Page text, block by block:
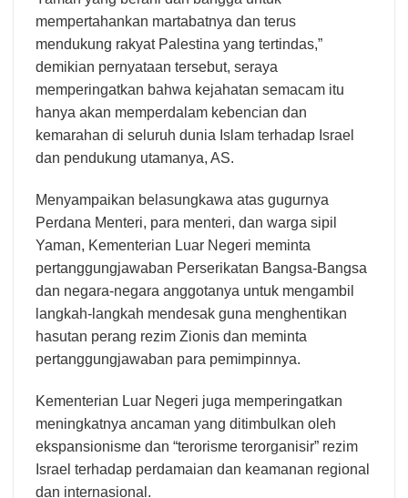
mempertahankan martabatnya dan terus
mendukung rakyat Palestina yang tertindas,”
demikian pernyataan tersebut, seraya
memperingatkan bahwa kejahatan semacam itu
hanya akan memperdalam kebencian dan
kemarahan di seluruh dunia Islam terhadap Israel
dan pendukung utamanya, AS.
Menyampaikan belasungkawa atas gugurnya
Perdana Menteri, para menteri, dan warga sipil
Yaman, Kementerian Luar Negeri meminta
pertanggungjawaban Perserikatan Bangsa-Bangsa
dan negara-negara anggotanya untuk mengambil
langkah-langkah mendesak guna menghentikan
hasutan perang rezim Zionis dan meminta
pertanggungjawaban para pemimpinnya.
Kementerian Luar Negeri juga memperingatkan
meningkatnya ancaman yang ditimbulkan oleh
ekspansionisme dan “terorisme terorganisir” rezim
Israel terhadap perdamaian dan keamanan regional
dan internasional.